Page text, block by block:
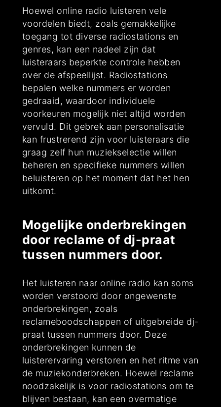
Hoewel online radio luisteren vele
voordelen biedt, zoals gemakkelijke
toegang tot diverse radiostations en
genres, kan een nadeel zijn dat
luisteraars beperkte controle hebben
over de afspeellijst. Radiostations
bepalen welke nummers er worden
gedraaid, waardoor individuele
voorkeuren mogelijk niet altijd worden
vervuld. Dit gebrek aan personalisatie
kan frustrerend zijn voor luisteraars die
graag zelf hun muziekselectie willen
beheren en specifieke nummers willen
beluisteren op het moment dat het hen
uitkomt.
Mogelijke onderbrekingen
door reclame of dj-praat
tussen nummers door.
Het luisteren naar online radio kan soms
worden verstoord door ongewenste
onderbrekingen, zoals
reclameboodschappen of uitgebreide dj-
praat tussen nummers door. Deze
onderbrekingen kunnen de
luisterervaring verstoren en het ritme van
de muziekonderbreken. Hoewel reclame
noodzakelijk is voor radiostations om te
blijven bestaan, kan een overmatige